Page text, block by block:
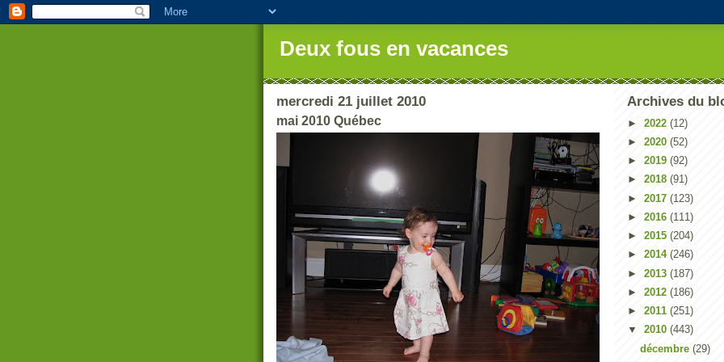
Deux fous en vacances
mercredi 21 juillet 2010
mai 2010 Québec
Archives du
► 2022 (12)
► 2020 (52)
► 2019 (92)
► 2018 (91)
► 2017 (123)
► 2016 (111)
► 2015 (204)
► 2014 (246)
► 2013 (187)
► 2012 (186)
► 2011 (251)
▼ 2010 (443)
décembre (29)